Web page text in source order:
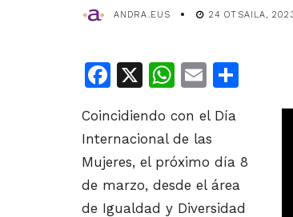
ANDRA.EUS 24 OTSAILA,
Facebook
X WhatsApp
Email
Coincidiendo con el Día
Internacional de las
Mujeres, el próximo día 8
de marzo, desde el área
de Igualdad y Diversidad